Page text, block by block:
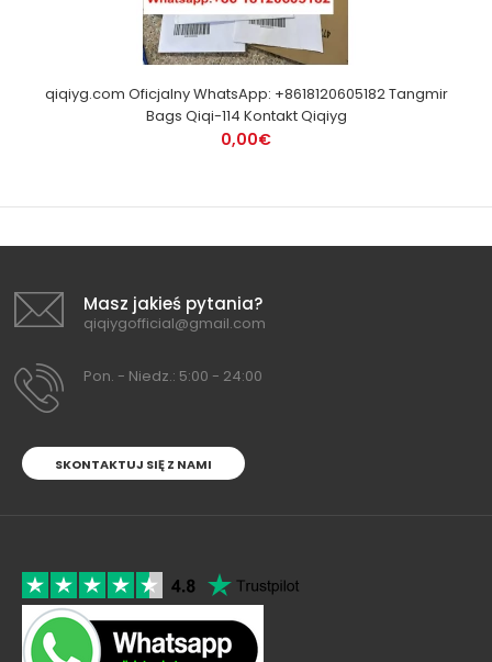
qiqiyg.com Oficjalny WhatsApp: +8618120605182 Tangmir
Bags Qiqi-114 Kontakt Qiqiyg
0,00€
Masz jakieś pytania?
qiqiygofficial@gmail.com
Pon. - Niedz.: 5:00 - 24:00
SKONTAKTUJ SIĘ Z NAMI